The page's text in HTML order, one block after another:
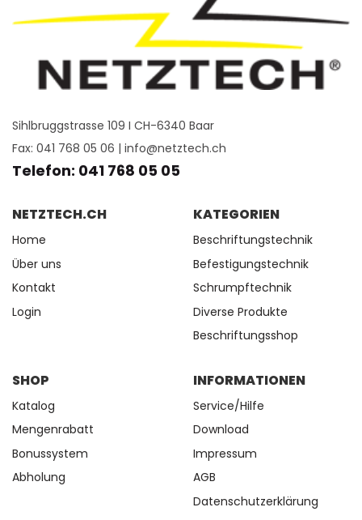
Sihlbruggstrasse 109 I CH-6340 Baar
Fax: 041 768 05 06 | info@netztech.ch
Telefon: 041 768 05 05
NETZTECH.CH
Home
Über uns
Kontakt
Login
KATEGORIEN
Beschriftungstechnik
Befestigungstechnik
Schrumpftechnik
Diverse Produkte
Beschriftungsshop
SHOP
Katalog
Mengenrabatt
Bonussystem
Abholung
INFORMATIONEN
Service/Hilfe
Download
Impressum
AGB
Datenschutzerklärung